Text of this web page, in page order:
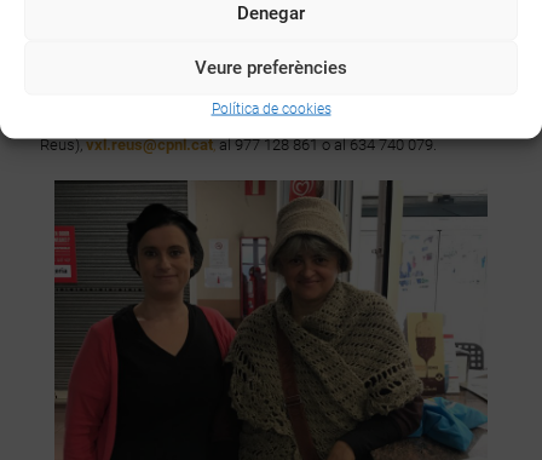
Denegar
Veure preferències
Política de cookies
Normalització Lingüística. Els interessats a participar-hi poden
inscriure’s directament al web
www.vxl.cat
més informació al CNL de l’Àrea de Reus (c. de l’Àliga de Reus, 1,
Reus),vxl.reus@cpnl.cat,al 977 128 861 o al 634 740 079.